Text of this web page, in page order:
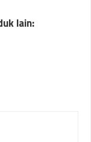
lain: